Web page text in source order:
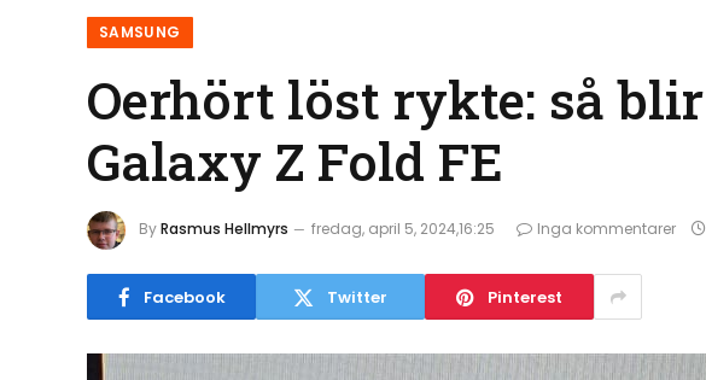
SAMSUNG
Oerhört löst rykte: så
Galaxy Z Fold FE
ByRasmus Hellmyrs fredag, april 5, 2024,16:25 Inga kommentarer
Facebook Twitter Pinterest